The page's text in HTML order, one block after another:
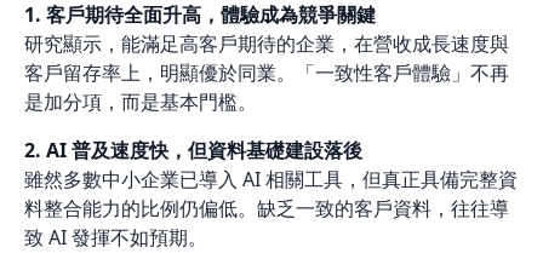
1. 客戶期待全面升高，體驗成為競爭關鍵
研究顯示，能滿足高客戶期待的企業，在營收成長速度與
客戶留存率上，明顯優於同業。「一致性客戶體驗」不再
是加分項，而是基本門檻。
2. AI 普及速度快，但資料基礎建設落後
雖然多數中小企業已導入 AI 相關工具，但真正具備完整資
料整合能力的比例仍偏低。缺乏一致的客戶資料，往往導
致 AI 發揮不如預期。